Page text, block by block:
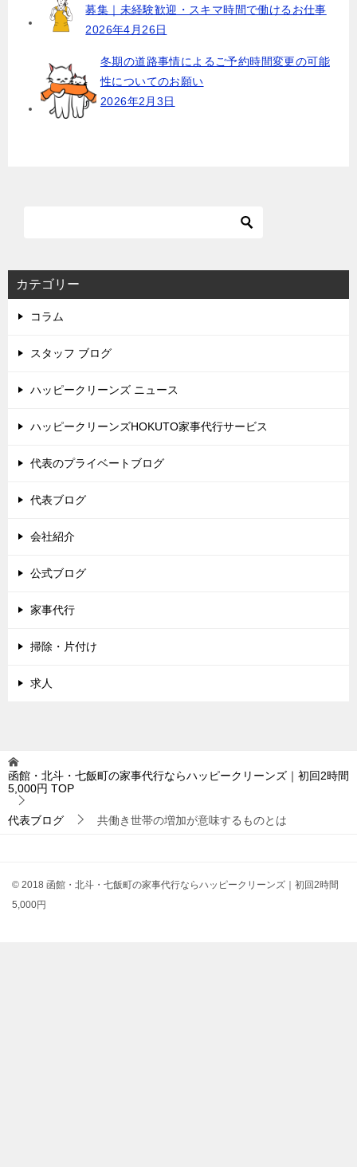
募集｜未経験歓迎・スキマ時間で働けるお仕事
2026年4月26日
冬期の道路事情によるご予約時間変更の可能
性についてのお願い
2026年2月3日
カテゴリー
コラム
スタッフ ブログ
ハッピークリーンズ ニュース
ハッピークリーンズHOKUTO家事代行サービス
代表のプライベートブログ
代表ブログ
会社紹介
公式ブログ
家事代行
掃除・片付け
求人
函館・北斗・七飯町の家事代行ならハッピークリーンズ｜初回2時間
5,000円 TOP
代表ブログ 共働き世帯の増加が意味するものとは
© 2018 函館・北斗・七飯町の家事代行ならハッピークリーンズ｜初回2時間
5,000円